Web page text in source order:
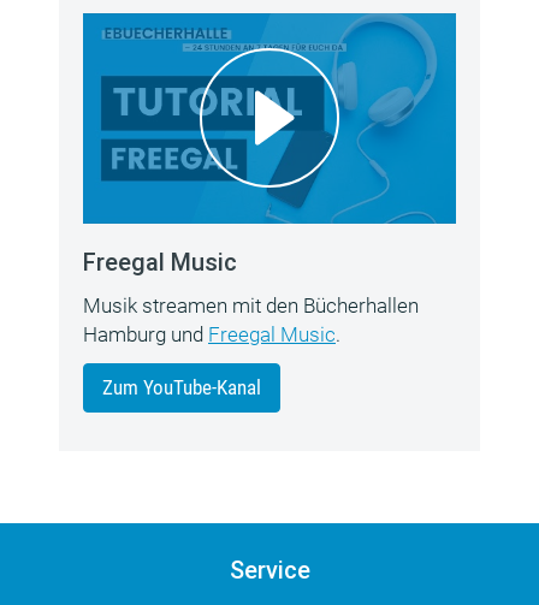
Freegal Music
Musik streamen mit den Bücherhallen
Hamburg und Freegal Music.
Zum YouTube-Kanal
Service